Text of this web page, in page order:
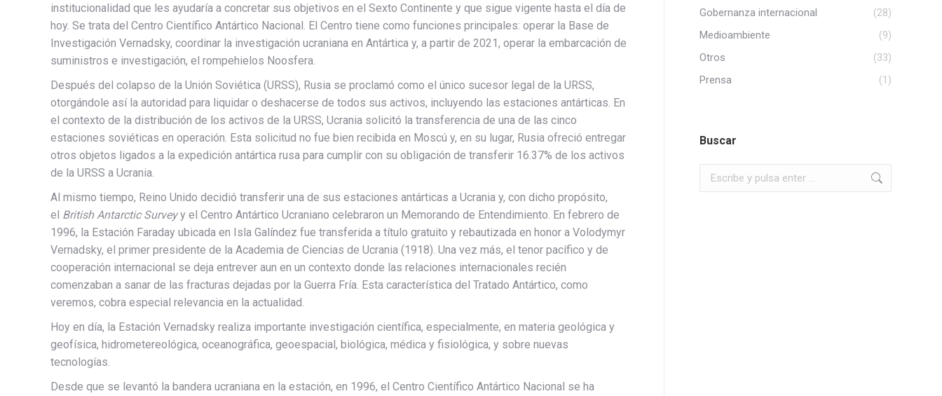
institucionalidad que les ayudaría a concretar sus objetivos en el Sexto Continente y que sigue vigente hasta el día de
hoy. Se trata del Centro Científico Antártico Nacional. El Centro tiene como funciones principales: operar la Base de
Investigación Vernadsky, coordinar la investigación ucraniana en Antártica y, a partir de 2021, operar la embarcación de
suministros e investigación, el rompehielos Noosfera.
Después del colapso de la Unión Soviética (URSS), Rusia se proclamó como el único sucesor legal de la URSS,
otorgándole así la autoridad para liquidar o deshacerse de todos sus activos, incluyendo las estaciones antárticas. En
el contexto de la distribución de los activos de la URSS, Ucrania solicitó la transferencia de una de las cinco
estaciones soviéticas en operación. Esta solicitud no fue bien recibida en Moscú y, en su lugar, Rusia ofreció entregar
otros objetos ligados a la expedición antártica rusa para cumplir con su obligación de transferir 16.37% de los activos
de la URSS a Ucrania.
Al mismo tiempo, Reino Unido decidió transferir una de sus estaciones antárticas a Ucrania y, con dicho propósito,
el British Antarctic Surveyy el Centro Antártico Ucraniano celebraron un Memorando de Entendimiento. En febrero de
1996, la Estación Faraday ubicada en Isla Galíndez fue transferida a título gratuito y rebautizada en honor a Volodymyr
Vernadsky, el primer presidente de la Academia de Ciencias de Ucrania (1918). Una vez más, el tenor pacífico y de
cooperación internacional se deja entrever aun en un contexto donde las relaciones internacionales recién
comenzaban a sanar de las fracturas dejadas por la Guerra Fría. Esta característica del Tratado Antártico, como
veremos, cobra especial relevancia en la actualidad.
Hoy en día, la Estación Vernadsky realiza importante investigación científica, especialmente, en materia geológica y
geofísica, hidrometereológica, oceanográfica, geoespacial, biológica, médica y fisiológica, y sobre nuevas
tecnologías.
Desde que se levantó la bandera ucraniana en la estación, en 1996, el Centro Científico Antártico Nacional se ha
Gobernanza internacional
(28)
Medioambiente
(9)
Otros
(33)
Prensa
(1)
Buscar
Buscar: